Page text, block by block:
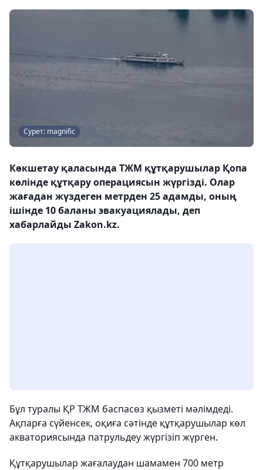
Сурет: magnific
Көкшетау қаласында ТЖМ құтқарушылар Қопа
көлінде құтқару операциясын жүргізді. Олар
жағадан жүздеген метрден 25 адамды, оның
ішінде 10 баланы эвакуациялады, деп
хабарлайды Zakon.kz.
Бұл туралы ҚР ТЖМ баспасөз қызметі мәлімдеді.
Ақпарға сүйенсек, оқиға сәтінде құтқарушылар көл
акваториясында патрульдеу жүргізіп жүрген.
Құтқарушылар жағалаудан шамамен 700 метр